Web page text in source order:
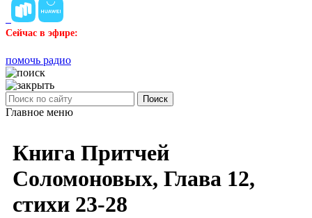
Сейчас в эфире:
помочь радио
Поиск
Главное меню
Книга Притчей
Соломоновых, Глава 12,
стихи 23-28